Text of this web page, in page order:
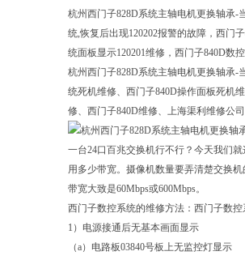
杭州西门子828D系统主轴电机更换轴承-
统,恢复后出现120202报警的故障，西门
统面板显示120201维修，西门子840D数
杭州西门子828D系统主轴电机更换轴承-
统死机维修、西门子840D操作面板死机
修、西门子840D维修、上海渠利维修公
一台24口百兆交换机行不行？今天我们
用多少带宽。摄像机数量要弄清楚交换
带宽大致是60Mbps或600Mbps。
西门子数控系统的维修方法：西门子数控
1）电源接通后无基本画面显示
（a）电路板03840号板上无监控灯显示